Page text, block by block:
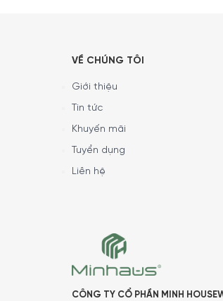
Chất liệu cửa tủ
VỀ CHÚNG TÔI
Giới thiệu
Tin tức
Khuyến mãi
Tuyển dụng
Liên hệ
CÔNG TY CỔ PHẦN MINH